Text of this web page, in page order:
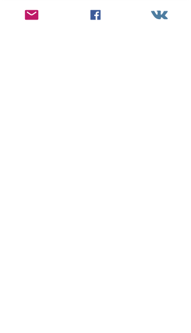
договор об отчуждении